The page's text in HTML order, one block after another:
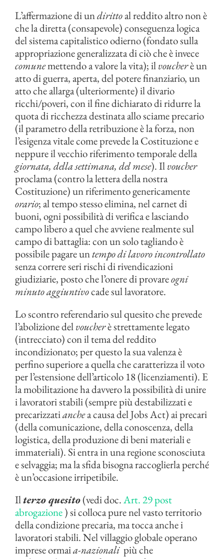
L’affermazione di undirittoal reddito altro non è
che la diretta (consapevole) conseguenza logica
del sistema capitalistico odierno (fondato sulla
appropriazione generalizzata di ciò che è invece
comunemettendo a valore la vita); ilvoucherè un
atto di guerra, aperta, del potere finanziario, un
atto che allarga (ulteriormente) il divario
ricchi/poveri, con il fine dichiarato di ridurre la
quota di ricchezza destinata allo sciame precario
(il parametro della retribuzione è la forza, non
l’esigenza vitale come prevede la Costituzione e
neppure il vecchio riferimento temporale della
giornata, della settimana, del mese). Ilvoucher
proclama (contro la lettera della nostra
Costituzione) un riferimento genericamente
orario; al tempo stesso elimina, nel carnet di
buoni, ogni possibilità di verifica e lasciando
campo libero a quel che avviene realmente sul
campo di battaglia: con un solo tagliando è
possibile pagare untempo di lavoro incontrollato
senza correre seri rischi di rivendicazioni
giudiziarie, posto che l’onere di provareogni
minuto aggiuntivocade sul lavoratore.
Lo scontro referendario sul quesito che prevede
l’abolizione delvoucherè strettamente legato
(intrecciato) con il tema del reddito
incondizionato; per questo la sua valenza è
perfino superiore a quella che caratterizza il voto
per l’estensione dell’articolo 18 (licenziamenti). E
la mobilitazione ha davvero la possibilità di unire
i lavoratori stabili (sempre più destabilizzati e
precarizzatianchea causa del Jobs Act) ai precari
(della comunicazione, della conoscenza, della
logistica, della produzione di beni materiali e
immateriali). Si entra in una regione sconosciuta
e selvaggia; ma la sfida bisogna raccoglierla perché
è un’occasione irripetibile.
Ilterzo quesito(vedi doc.Art. 29 post
abrogazione) si colloca pure nel vasto territorio
della condizione precaria, ma tocca anche i
lavoratori stabili. Nel villaggio globale operano
imprese ormaia-nazionali più che